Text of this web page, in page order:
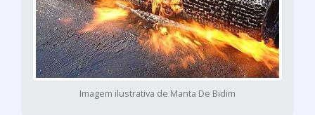
Imagem ilustrativa de Manta De Bidim